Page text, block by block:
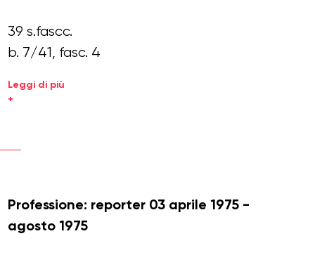
39 s.fascc.
b. 7/41, fasc. 4
Leggi di più
+
Professione: reporter 03 aprile 1975 -
agosto 1975